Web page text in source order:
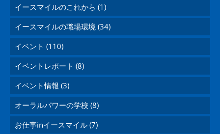
イースマイルのこれから (1)
イースマイルの職場環境 (34)
イベント (110)
イベントレポート (8)
イベント情報 (3)
オーラルパワーの学校 (8)
お仕事inイースマイル (7)